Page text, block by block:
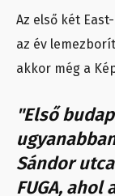
Az első két
az év
akkor még a
"Első
Sándor
FUGA,